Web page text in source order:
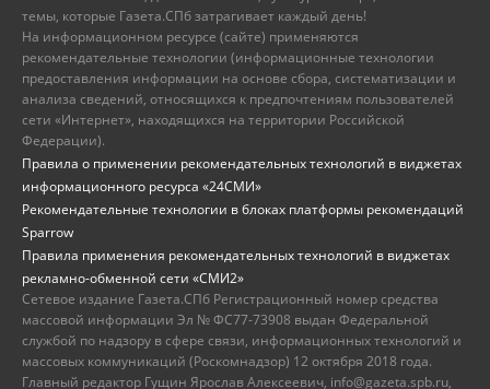
темы, которые Газета.СПб затрагивает каждый день!
На информационном ресурсе (сайте) применяются
рекомендательные технологии (информационные технологии
предоставления информации на основе сбора, систематизации и
анализа сведений, относящихся к предпочтениям пользователей
сети «Интернет», находящихся на территории Российской
Федерации).
Правила о применении рекомендательных технологий в виджетах
информационного ресурса «24СМИ»
Рекомендательные технологии в блоках платформы рекомендаций
Sparrow
Правила применения рекомендательных технологий в виджетах
рекламно-обменной сети «СМИ2»
Сетевое издание Газета.СПб Регистрационный номер средства
массовой информации Эл № ФС77-73908 выдан Федеральной
службой по надзору в сфере связи, информационных технологий и
массовых коммуникаций (Роскомнадзор) 12 октября 2018 года.
Главный редактор Гущин Ярослав Алексеевич, info@gazeta.spb.ru,